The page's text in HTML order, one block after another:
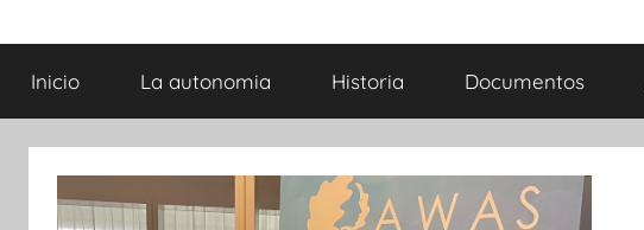
Sahara
Noticias
Inicio La autonomia Historia Documentos